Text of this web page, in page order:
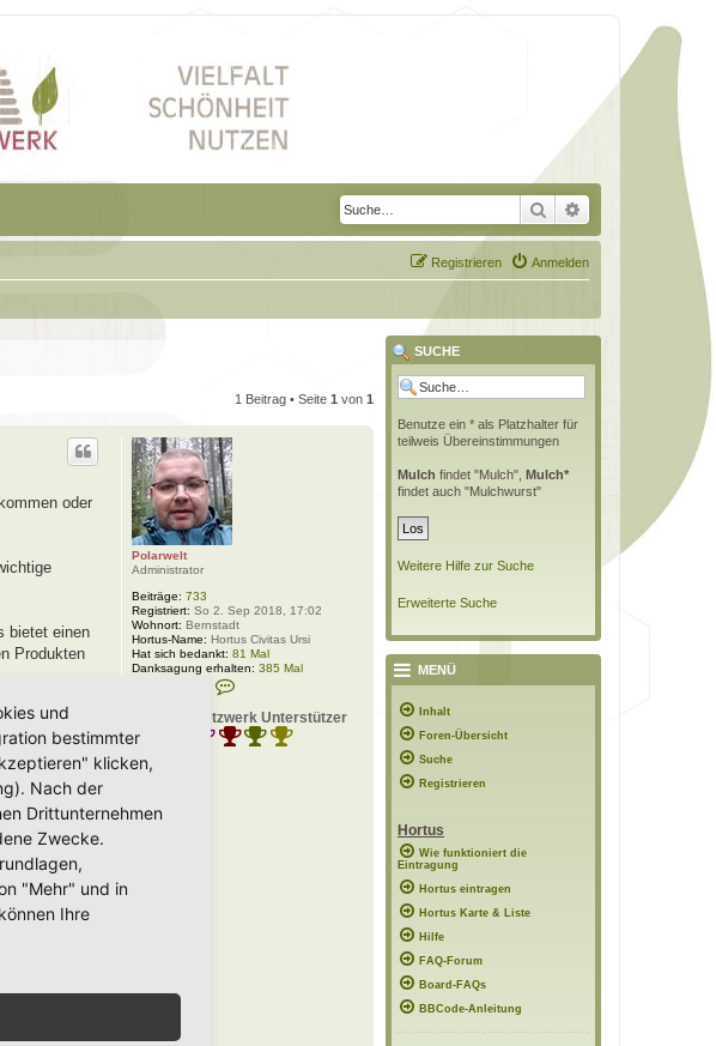
Suche Erweiterte Suche
Anmelden
Registrieren
1 Beitrag • Seite 1 von 1
Polarwelt
Administrator
Beiträge: 733
Registriert: So 2. Sep 2018, 17:02
Wohnort: Bernstadt
Hortus-Name: Hortus Civitas Ursi
Hat sich bedankt: 81 Mal
Danksagung erhalten: 385 Mal
t
a
Hortus-Netzwerk Unterstützer
oder
bietet einen
Produkten
zu
SUCHE
Benutze ein * als Platzhalter für
teilweis Übereinstimmungen
Mulch findet "Mulch", Mulch*
findet auch "Mulchwurst"
Weitere Hilfe zur Suche
Erweiterte Suche
MENÜ
Inhalt
Foren-Übersicht
Suche
Registrieren
Hortus
Wie funktioniert die
Eintragung
Hortus eintragen
Hortus Karte & Liste
Hilfe
FAQ-Forum
Board-FAQs
BBCode-Anleitung
und
bestimmter
klicken,
Nach der
Drittunternehmen
Zwecke.
"Mehr" und in
Ihre